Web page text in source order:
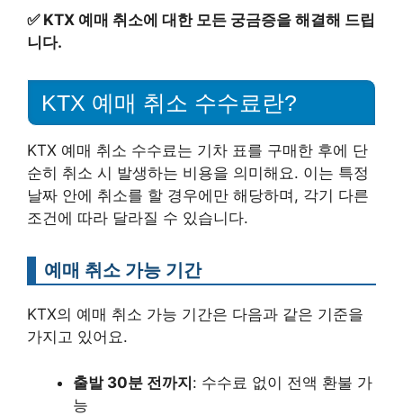
✅ KTX 예매 취소에 대한 모든 궁금증을 해결해 드립
니다.
KTX 예매 취소 수수료란?
KTX 예매 취소 수수료는 기차 표를 구매한 후에 단
순히 취소 시 발생하는 비용을 의미해요. 이는 특정
날짜 안에 취소를 할 경우에만 해당하며, 각기 다른
조건에 따라 달라질 수 있습니다.
예매 취소 가능 기간
KTX의 예매 취소 가능 기간은 다음과 같은 기준을
가지고 있어요.
출발 30분 전까지: 수수료 없이 전액 환불 가
능